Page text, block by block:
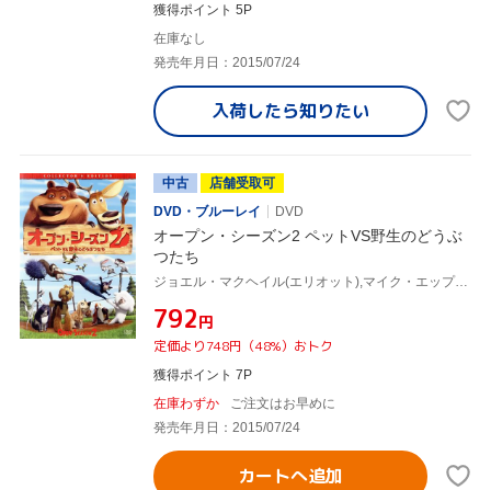
獲得ポイント 5P
在庫なし
発売年月日：2015/07/24
入荷したら知りたい
中古
店舗受取可
DVD・ブルーレイ
DVD
オープン・シーズン2 ペットVS野生のどうぶ
つたち
ジョエル・マクヘイル(エリオット),マイク・エップス(ブーグ),ジェーン・クラコフスキー(ジゼル)
¥792円
定価より748円（48%）おトク
獲得ポイント 7P
在庫わずか
ご注文はお早めに
発売年月日：2015/07/24
カートへ追加